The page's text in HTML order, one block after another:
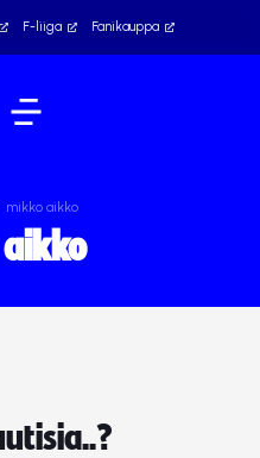
F-liiga Fanikauppa
mikko aikko